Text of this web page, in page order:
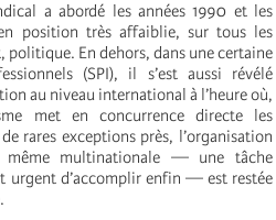
a abordé les années 1990 et les
position très affaiblie, sur tous les
En dehors, dans une certaine
(SPI), il s’est aussi révélé
au niveau international à l’heure où,
met en concurrence directe les
rares exceptions près, l’organisation
même multinationale — une tâche
urgent d’accomplir enfin — est restée